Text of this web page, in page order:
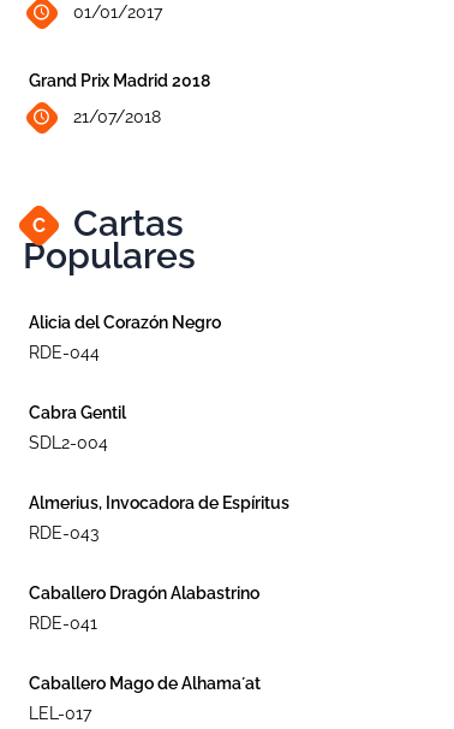
01/01/2017
Grand Prix Madrid 2018
21/07/2018
C Cartas
Populares
Alicia del Corazón Negro
RDE-044
Cabra Gentil
SDL2-004
Almerius, Invocadora de Espíritus
RDE-043
Caballero Dragón Alabastrino
RDE-041
Caballero Mago de Alhama´at
LEL-017